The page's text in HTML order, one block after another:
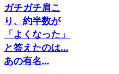
ガチガチ肩こ
り、約半数が
「よくなった」
と答えたのは…
あの有名...